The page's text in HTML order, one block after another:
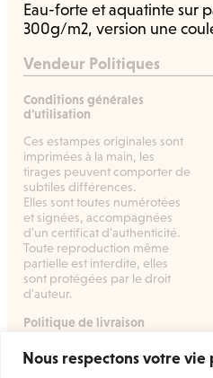
Nous respectons votre vie
Eau-forte et aquatinte sur
300g/m2, version une
Vendeur Politiques
Conditions générales
d'utilisation
Ces estampes originales sont
imprimées à la main, les
tirages peuvent comporter de
subtiles différences.
Elles sont toutes numérotées
et signées, accompagnées
d'un certificat d'authenticité.
Toute reproduction même
partielle est interdite, elles
sont protégées par le droit
d'auteur.
Politique de livraison